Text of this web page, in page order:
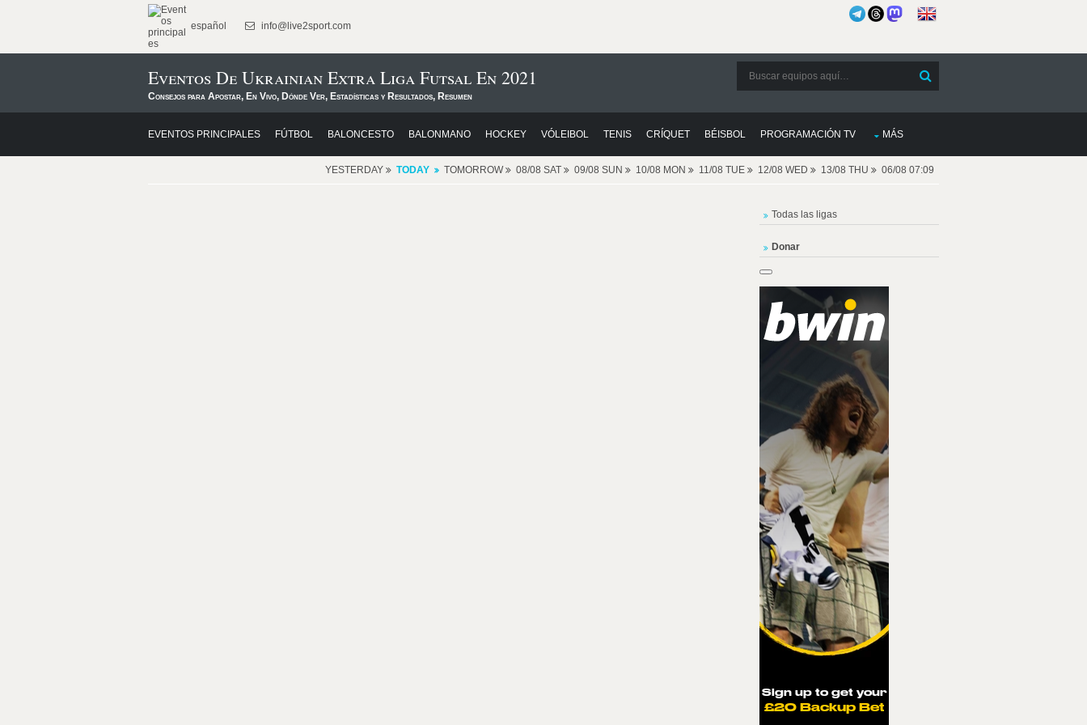
español info@live2sport.com
Eventos De Ukrainian Extra Liga Futsal En 2021
Consejos para Apostar, En Vivo, Dónde Ver, Estadísticas y Resultados, Resumen
EVENTOS PRINCIPALES FÚTBOL BALONCESTO BALONMANO HOCKEY VÓLEIBOL TENIS CRÍQUET BÉISBOL PROGRAMACIÓN TV MÁS
YESTERDAY TODAY TOMORROW 08/08 SAT 09/08 SUN 10/08 MON 11/08 TUE 12/08 WED 13/08 THU 06/08 07:09
Todas las ligas
Donar